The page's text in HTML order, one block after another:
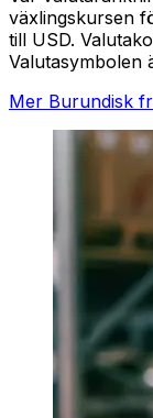
växlingskursen
till USD.
Valutasymbolen
Mer Burundisk